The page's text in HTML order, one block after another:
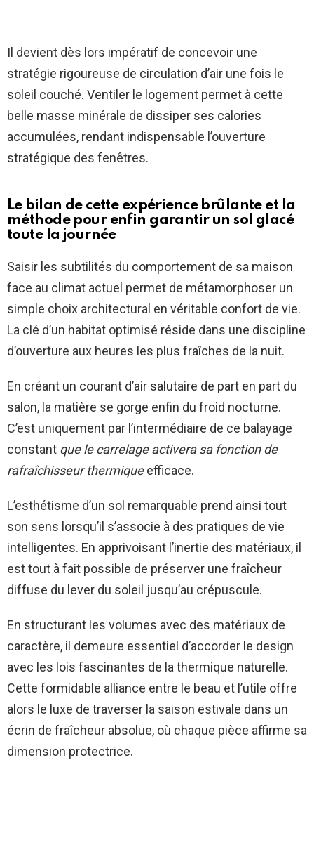
Il devient dès lors impératif de concevoir une
stratégie rigoureuse de circulation d’air une fois le
soleil couché. Ventiler le logement permet à cette
belle masse minérale de dissiper ses calories
accumulées, rendant indispensable l’ouverture
stratégique des fenêtres.
Le bilan de cette expérience brûlante et la
méthode pour enfin garantir un sol glacé
toute la journée
Saisir les subtilités du comportement de sa maison
face au climat actuel permet de métamorphoser un
simple choix architectural en véritable confort de vie.
La clé d’un habitat optimisé réside dans une discipline
d’ouverture aux heures les plus fraîches de la nuit.
En créant un courant d’air salutaire de part en part du
salon, la matière se gorge enfin du froid nocturne.
C’est uniquement par l’intermédiaire de ce balayage
constant que le carrelage activera sa fonction de
rafraîchisseur thermiqueefficace.
L’esthétisme d’un sol remarquable prend ainsi tout
son sens lorsqu’il s’associe à des pratiques de vie
intelligentes. En apprivoisant l’inertie des matériaux, il
est tout à fait possible de préserver une fraîcheur
diffuse du lever du soleil jusqu’au crépuscule.
En structurant les volumes avec des matériaux de
caractère, il demeure essentiel d’accorder le design
avec les lois fascinantes de la thermique naturelle.
Cette formidable alliance entre le beau et l’utile offre
alors le luxe de traverser la saison estivale dans un
écrin de fraîcheur absolue, où chaque pièce affirme sa
dimension protectrice.